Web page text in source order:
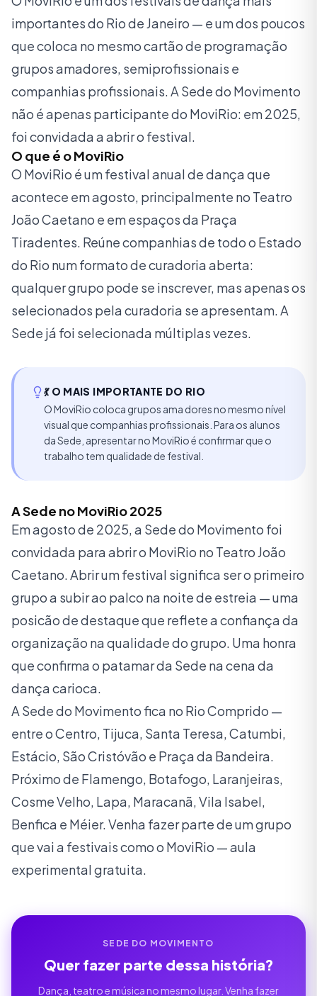
importantes do Rio de Janeiro — e um dos poucos
que coloca no mesmo cartão de programação
grupos amadores, semiprofissionais e
companhias profissionais. A Sede do Movimento
não é apenas participante do MoviRio: em 2025,
foi convidada a abrir o festival.
O que é o MoviRio
O MoviRio é um festival anual de dança que
acontece em agosto, principalmente no Teatro
João Caetano e em espaços da Praça
Tiradentes. Reúne companhias de todo o Estado
do Rio num formato de curadoria aberta:
qualquer grupo pode se inscrever, mas apenas os
selecionados pela curadoria se apresentam. A
Sede já foi selecionada múltiplas vezes.
💃 O MAIS IMPORTANTE DO RIO
O MoviRio coloca grupos ama dores no mesmo nível
visual que companhias profissionais. Para os alunos
da Sede, apresentar no MoviRio é confirmar que o
trabalho tem qualidade de festival.
A Sede no MoviRio 2025
Em agosto de 2025, a Sede do Movimento foi
convidada para abrir o MoviRio no Teatro João
Caetano. Abrir um festival significa ser o primeiro
grupo a subir ao palco na noite de estreia — uma
posicão de destaque que reflete a confiança da
organização na qualidade do grupo. Uma honra
que confirma o patamar da Sede na cena da
dança carioca.
A Sede do Movimento fica no Rio Comprido —
entre o Centro, Tijuca, Santa Teresa, Catumbi,
Estácio, São Cristóvão e Praça da Bandeira.
Próximo de Flamengo, Botafogo, Laranjeiras,
Cosme Velho, Lapa, Maracanã, Vila Isabel,
Benfica e Méier. Venha fazer parte de um grupo
que vai a festivais como o MoviRio — aula
experimental gratuita.
SEDE DO MOVIMENTO
Quer fazer parte dessa história?
Dança, teatro e música no mesmo lugar. Venha fazer